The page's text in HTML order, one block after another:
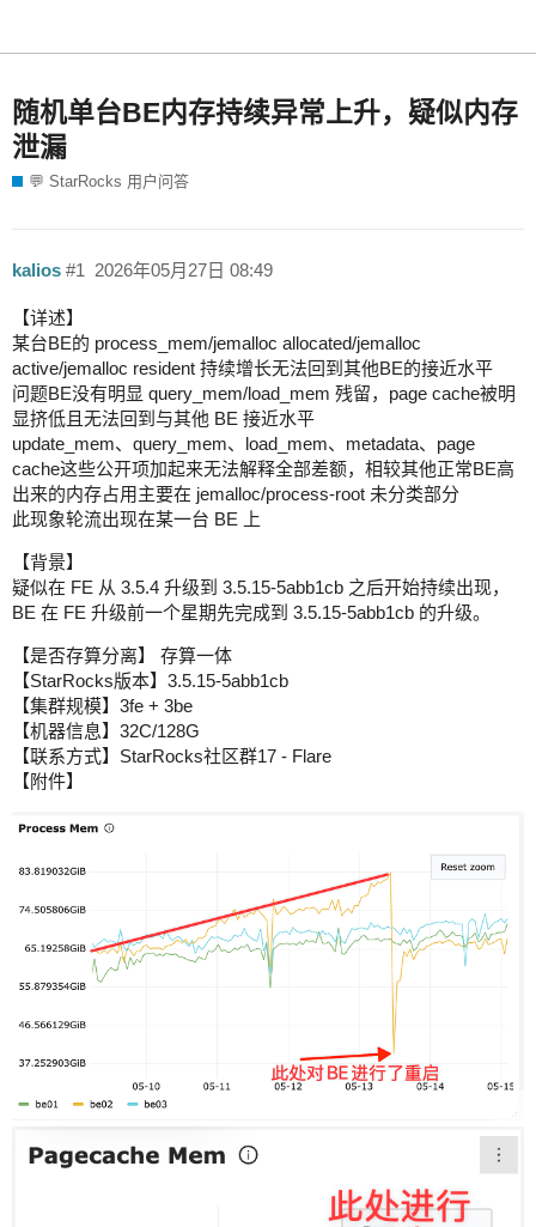
随机单台BE内存持续异常上升，疑似内存
泄漏
💬 StarRocks 用户问答
kalios 2026年05月27日 08:49
#1
【详述】
某台BE的 process_mem/jemalloc allocated/jemalloc
active/jemalloc resident 持续增长无法回到其他BE的接近水平
问题BE没有明显 query_mem/load_mem 残留，page cache被明
显挤低且无法回到与其他 BE 接近水平
update_mem、query_mem、load_mem、metadata、page
cache这些公开项加起来无法解释全部差额，相较其他正常BE高
出来的内存占用主要在 jemalloc/process-root 未分类部分
此现象轮流出现在某一台 BE 上
【背景】
疑似在 FE 从 3.5.4 升级到 3.5.15-5abb1cb 之后开始持续出现，
BE 在 FE 升级前一个星期先完成到 3.5.15-5abb1cb 的升级。
【是否存算分离】 存算一体
【StarRocks版本】3.5.15-5abb1cb
【集群规模】3fe + 3be
【机器信息】32C/128G
【联系方式】StarRocks社区群17 - Flare
【附件】